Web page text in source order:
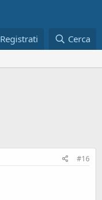
Registrati Cerca
#16